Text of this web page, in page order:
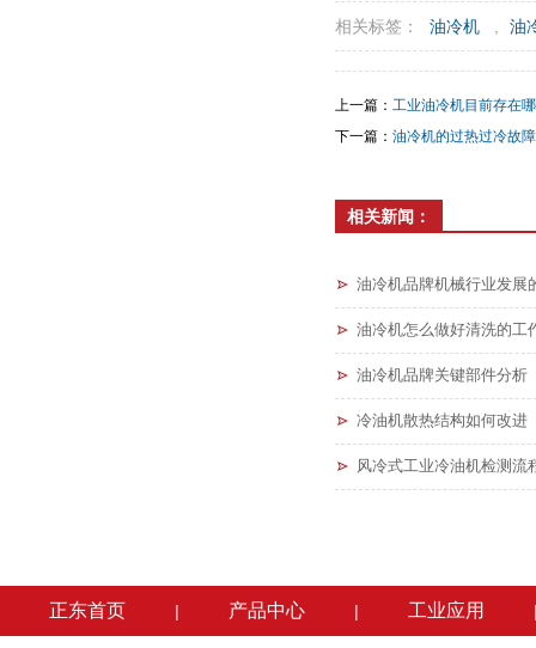
相关标签： 油冷机 油
上一篇： 工业油冷机目前存在
下一篇： 油冷机的过热过冷故
相关新闻：
油冷机品牌机械行业发展
油冷机怎么做好清洗的工
油冷机品牌关键部件分析
冷油机散热结构如何改进
风冷式工业冷油机检测流
正东首页 | 产品中心 | 工业应用